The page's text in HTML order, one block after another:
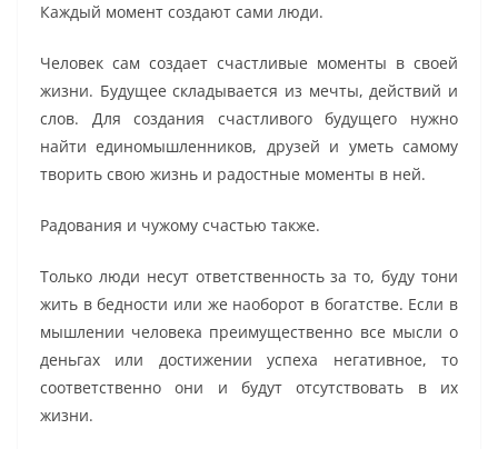
Каждый момент создают сами люди.
Человек сам создает счастливые моменты в своей
жизни. Будущее складывается из мечты, действий и
слов. Для создания счастливого будущего нужно
найти единомышленников, друзей и уметь самому
творить свою жизнь и радостные моменты в ней.
Радования и чужому счастью также.
Только люди несут ответственность за то, буду тони
жить в бедности или же наоборот в богатстве. Если в
мышлении человека преимущественно все мысли о
деньгах или достижении успеха негативное, то
соответственно они и будут отсутствовать в их
жизни.